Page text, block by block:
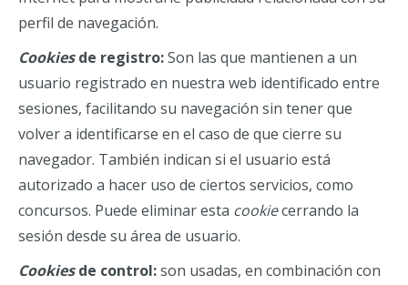
perfil de navegación.
Cookies de registro:Son las que mantienen a un
usuario registrado en nuestra web identificado entre
sesiones, facilitando su navegación sin tener que
volver a identificarse en el caso de que cierre su
navegador. También indican si el usuario está
autorizado a hacer uso de ciertos servicios, como
concursos. Puede eliminar esta cookiecerrando la
sesión desde su área de usuario.
Cookiesde control:son usadas, en combinación con